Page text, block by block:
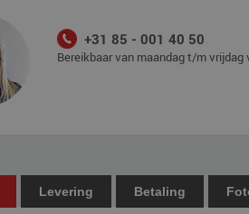
+31 85 - 001 40 50
Bereikbaar van maandag t/m vrijdag
Levering Betaling